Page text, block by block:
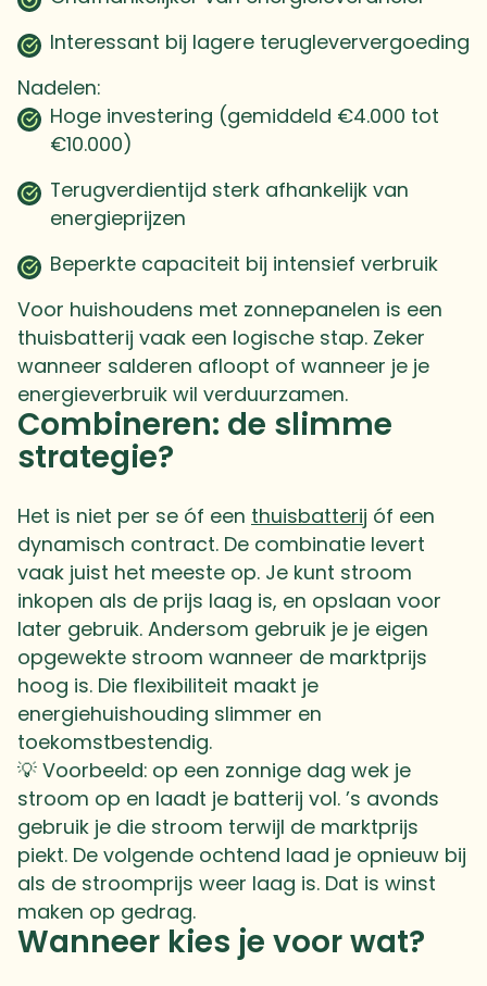
Interessant bij lagere terugleververgoeding
Nadelen:
Hoge investering (gemiddeld €4.000 tot
€10.000)
Terugverdientijd sterk afhankelijk van
energieprijzen
Beperkte capaciteit bij intensief verbruik
Voor huishoudens met zonnepanelen is een
thuisbatterij vaak een logische stap. Zeker
wanneer salderen afloopt of wanneer je je
energieverbruik wil verduurzamen.
Combineren: de slimme
strategie?
Het is niet per se óf een thuisbatterij óf een
dynamisch contract. De combinatie levert
vaak juist het meeste op. Je kunt stroom
inkopen als de prijs laag is, en opslaan voor
later gebruik. Andersom gebruik je je eigen
opgewekte stroom wanneer de marktprijs
hoog is. Die flexibiliteit maakt je
energiehuishouding slimmer en
toekomstbestendig.
💡 Voorbeeld: op een zonnige dag wek je
stroom op en laadt je batterij vol. ’s avonds
gebruik je die stroom terwijl de marktprijs
piekt. De volgende ochtend laad je opnieuw bij
als de stroomprijs weer laag is. Dat is winst
maken op gedrag.
Wanneer kies je voor wat?